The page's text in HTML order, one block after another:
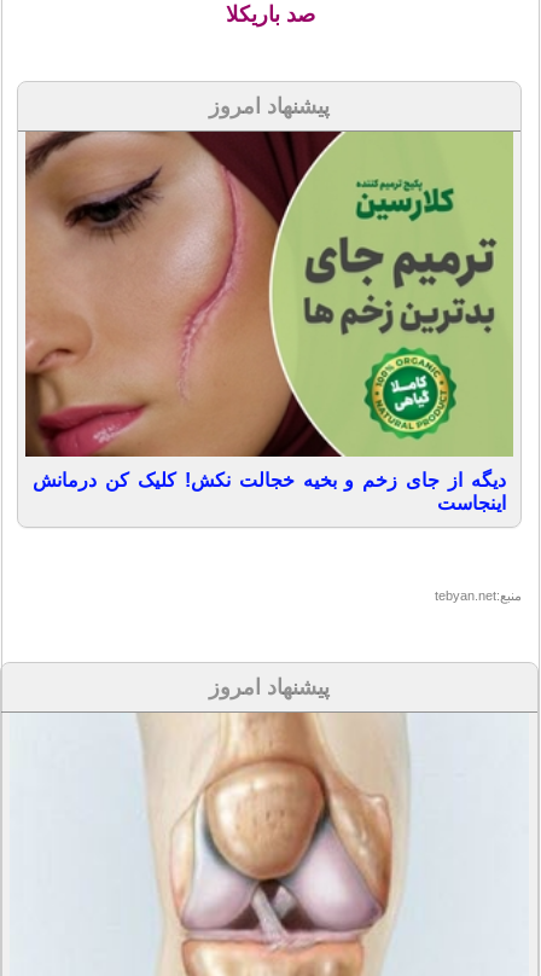
صد باریکلا
پیشنهاد امروز
دیگه از جای زخم و بخیه خجالت نکش! کلیک کن درمانش
اینجاست
منبع:tebyan.net
پیشنهاد امروز